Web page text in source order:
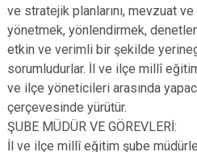
Yavuzeli
ve stratejik planlarını, mevzuat
yönetmek, yönlendirmek,
etkin ve verimli bir şekilde
sorumludurlar. İl ve ilçe millî
ve ilçe yöneticileri arasında
çerçevesinde yürütür.
ŞUBE MÜDÜR VE GÖREVLERİ:
İl ve ilçe millî eğitim şube